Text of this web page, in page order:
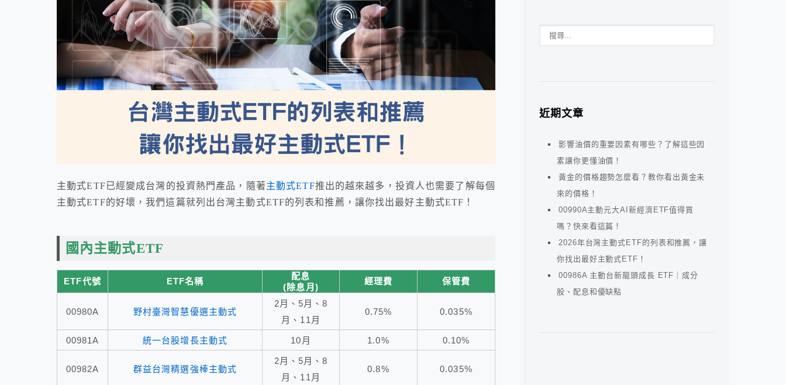
主動式ETF已經變成台灣的投資熱門產品，隨著主動式ETF推出的越來越多，投資人也需要了解每個
主動式ETF的好壞，我們這篇就列出台灣主動式ETF的列表和推薦，讓你找出最好主動式ETF！
國內主動式ETF
ETF代號 ETF名稱
配息
(除息月)
經理費 保管費
00980A 野村臺灣智慧優選主動式
2月、5月、8
月、11月
0.75% 0.035%
00981A 統一台股增長主動式 10月 1.0% 0.10%
00982A 群益台灣精選強棒主動式
2月、5月、8
月、11月
0.8% 0.035%
近期文章
影響油價的重要因素有哪些？了解這些因
素讓你更懂油價！
黃金的價格趨勢怎麼看？教你看出黃金未
來的價格！
00990A主動元大AI新經濟ETF值得買
嗎？快來看這篇！
2026年台灣主動式ETF的列表和推薦，讓
你找出最好主動式ETF！
00986A 主動台新龍頭成長 ETF｜成分
股、配息和優缺點